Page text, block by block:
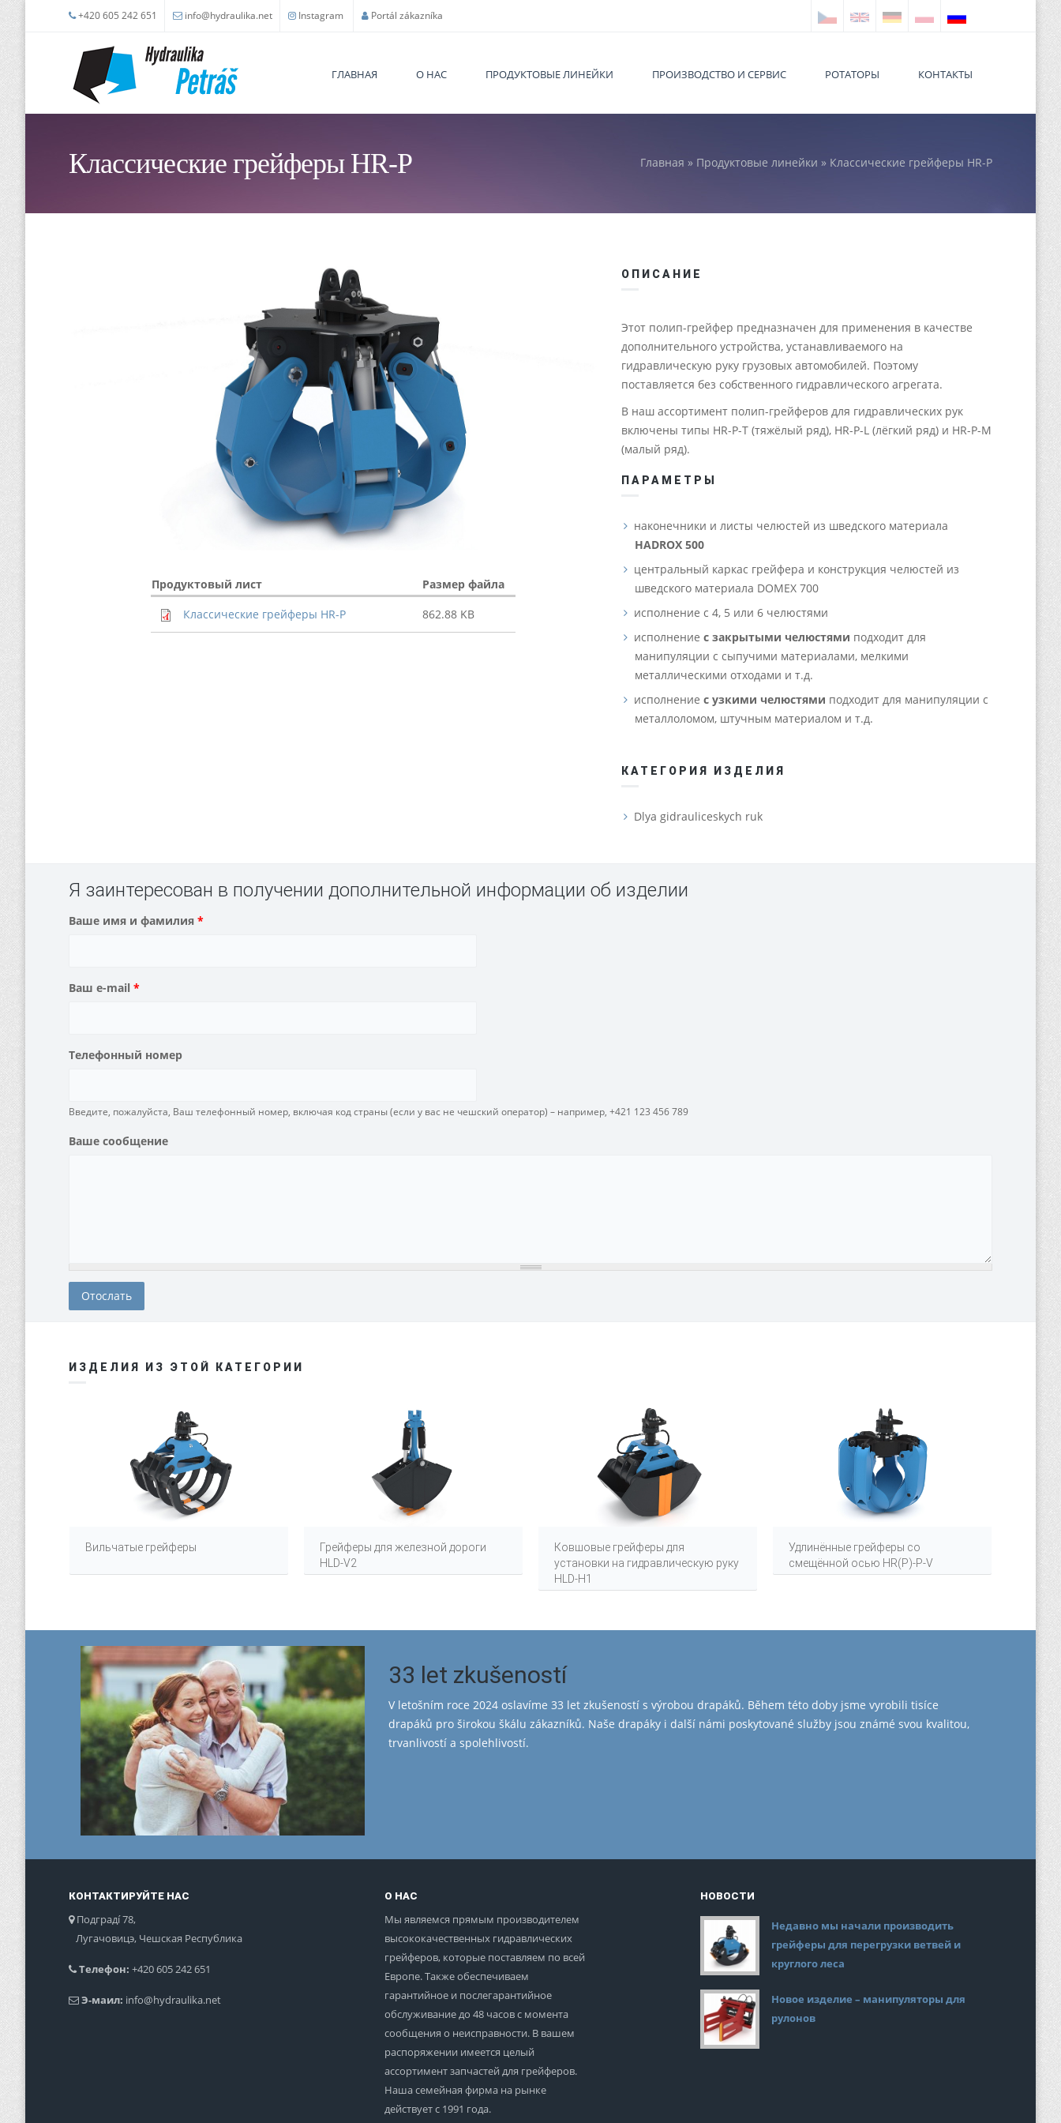
Skip to main content+420 605 242 651 info@hydraulika.net Instagram Portál zákazníka
ГЛАВНАЯ О НАС ПРОДУКТОВЫЕ ЛИНЕЙКИ ПРОИЗВОДСТВО И СЕРВИС РОТАТОРЫ КОНТАКТЫ
Классические грейферы HR-P Главная » Продуктовые линейки » Классические грейферы HR-P
Продуктовый лист
Размер файла
Классические грейферы HR-P
862.88 KB
ОПИСАНИЕ
Этот полип-грейфер предназначен для применения в качестве
дополнительного устройства, устанавливаемого на
гидравлическую руку грузовых автомобилей. Поэтому
поставляется без собственного гидравлического агрегата.
В наш ассортимент полип-грейферов для гидравлических рук
включены типы HR-P-T (тяжёлый ряд), HR-P-L (лёгкий ряд) и HR-P-M
(малый ряд).
ПАРАМЕТРЫ
наконечники и листы челюстей из шведского материала
HADROX 500
центральный каркас грейфера и конструкция челюстей из
шведского материала DOMEX 700
исполнение с 4, 5 или 6 челюстями
исполнениес закрытыми челюстями подходит для
манипуляции с сыпучими материалами, мелкими
металлическими отходами и т.д.
исполнениес узкими челюстями подходит для манипуляции с
металлоломом, штучным материалом и т.д.
КАТЕГОРИЯ ИЗДЕЛИЯ
Dlya gidrauliceskych ruk
Я заинтересован в получении дополнительной информации об изделии
Ваше имя и фамилия *
Ваш e-mail *
Телефонный номер
Введите, пожалуйста, Ваш телефонный номер, включая код страны (если у вас не чешский оператор) – например, +421 123 456 789
Ваше сообщение
ИЗДЕЛИЯ ИЗ ЭТОЙ КАТЕГОРИИ
HR- Вильчатые грейферы
Грейферы для железной дороги
HLD-V2
Ковшовые грейферы для
установки на гидравлическую руку
HLD-H1
Удлинённые грейферы со
смещённой осью HR(P)-P-V
33 let zkušeností
V letošním roce 2024 oslavíme 33 let zkušeností s výrobou drapáků. Během této doby jsme vyrobili tisíce
drapáků pro širokou škálu zákazníků. Naše drapáky i další námi poskytované služby jsou známé svou kvalitou,
trvanlivostí a spolehlivostí.
КОНТАКТИРУЙТЕ НАС
Подградí 78,
Лугачовицэ, Чешская Республика
Телефон: +420 605 242 651
Э-маил: info@hydraulika.net
О НАС
Мы являемся прямым производителем
высококачественных гидравлических
грейферов, которые поставляем по всей
Европе. Также обеспечиваем
гарантийное и послегарантийное
обслуживание до 48 часов с момента
сообщения о неисправности. В вашем
распоряжении имеется целый
ассортимент запчастей для грейферов.
Наша семейная фирма на рынке
действует с 1991 года.
НОВОСТИ
Недавно мы начали производить
грейферы для перегрузки ветвей и
круглого леса
Новое изделие – манипуляторы для
рулонов